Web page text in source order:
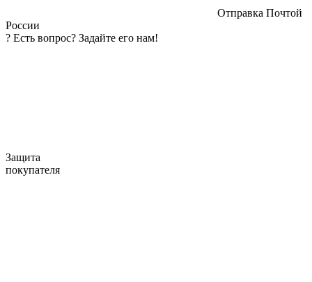
Отправка Почтой
России
? Есть вопрос? Задайте его нам!
Защита
покупателя